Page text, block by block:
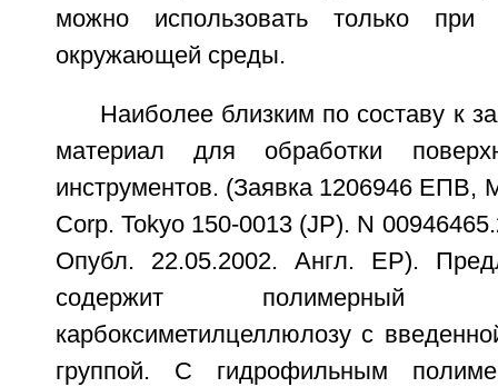
можно использовать только при
окружающей среды.
Наиболее близким по составу к
материал для обработки
инструментов. (Заявка 1206946 ЕПВ,
Corp. Tokyo 150-0013 (JP). N
Опубл. 22.05.2002. Англ. ЕР).
содержит полимерный
карбоксиметилцеллюлозу с
группой. С гидрофильным